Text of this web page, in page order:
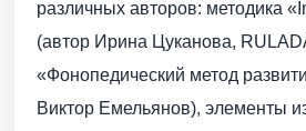
различных авторов: методика
(автор Ирина Цуканова,
«Фонопедический метод
Виктор Емельянов), элементы